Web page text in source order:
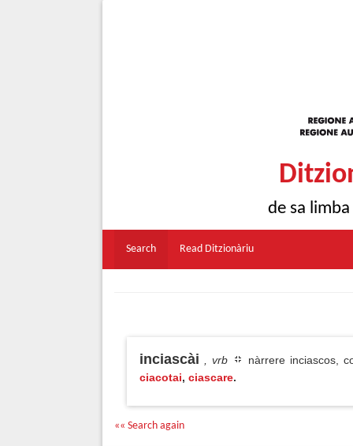
de sa
Search Read Ditzionàriu
inciascài , vrb
nàrrere inciascos,
ciacotai, ciascare.
«« Search again